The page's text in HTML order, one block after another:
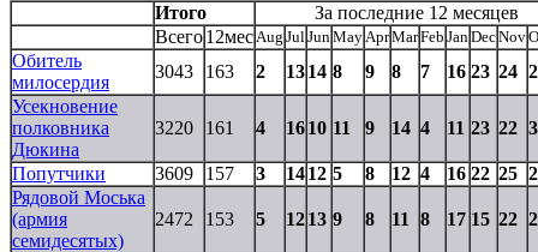
Итого
За последние 12 месяцев
Всего12мес Aug Jul Jun May AprMarFeb Jan DecNov
Обитель
милосердия
3043 163 2 1314 8 9 8 7 16 23 24
Усекновение
полковника
Дюкина
3220 161 4 1610 11 9 14 4 11 23 22
Попутчики 3609 157 3 1412 5 8 12 4 16 22 25
Рядовой Моська
(армия
семидесятых)
2472 153 5 1213 9 8 11 8 17 15 22